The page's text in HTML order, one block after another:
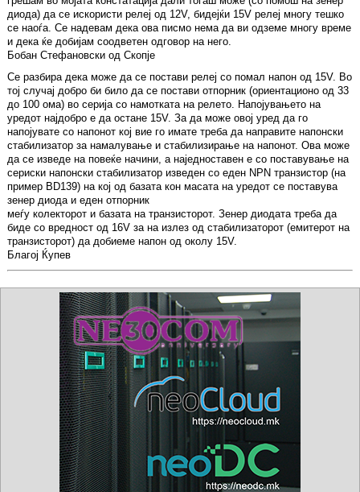
диода) да се искористи релеј од 12V, бидејќи 15V релеј многу тешко
се наоѓа. Се надевам дека ова писмо нема да ви одземе многу време
и дека ќе добијам соодветен одговор на него.
Бобан Стефановски од Скопје
Се разбира дека може да се постави релеј со помал напон од 15V. Во
тој случај добро би било да се постави отпорник (ориентационо од 33
до 100 ома) во серија со намотката на релето. Напојувањето на
уредот најдобро е да остане 15V. За да може овој уред да го
напојувате со напонот кој вие го имате треба да направите напонски
стабилизатор за намалување и стабилизирање на напонот. Ова може
да се изведе на повеќе начини, а наједноставен е со поставување на
сериски напонски стабилизатор изведен со еден NPN транзистор (на
пример BD139) на кој од базата кон масата на уредот се поставува
зенер диода и еден отпорник
меѓу колекторот и базата на транзисторот. Зенер диодата треба да
биде со вредност од 16V за на излез од стабилизаторот (емитерот на
транзисторот) да добиеме напон од околу 15V.
Благој Ќупев